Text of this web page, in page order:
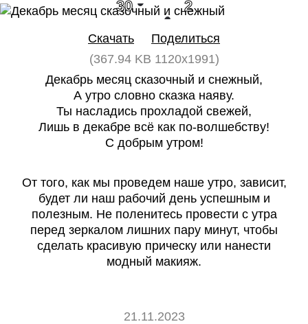
30 2
Скачать
Поделиться
(367.94 KB 1120x1991)
Декабрь месяц сказочный и снежный,
А утро словно сказка наяву.
Ты насладись прохладой свежей,
Лишь в декабре всё как по-волшебству!
С добрым утром!
От того, как мы проведем наше утро, зависит,
будет ли наш рабочий день успешным и
полезным. Не поленитесь провести с утра
перед зеркалом лишних пару минут, чтобы
сделать красивую прическу или нанести
модный макияж.
21.11.2023